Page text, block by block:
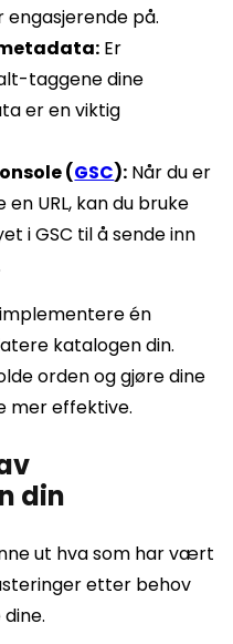
på.
Er
taggene dine
er en viktig
(GSC): Når du er
URL, kan du bruke
i GSC til å sende inn
én
katalogen din.
orden og gjøre dine
mer effektive.
din
ut hva som har vært
etter behov